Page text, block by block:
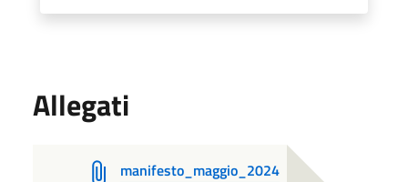
Allegati
manifesto_maggio_2024